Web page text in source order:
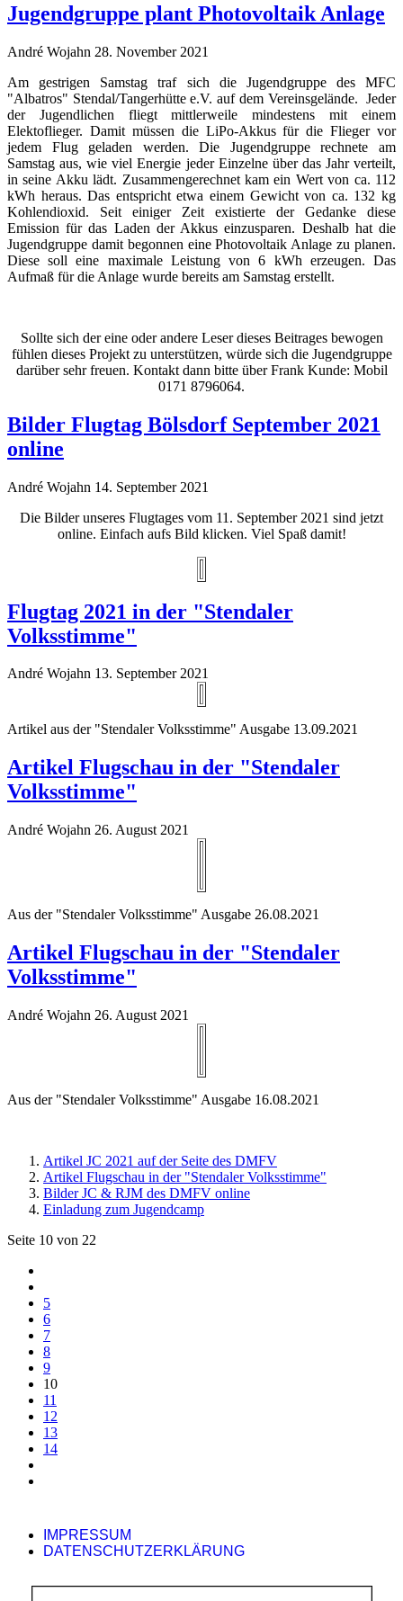
Jugendgruppe plant Photovoltaik Anlage
André Wojahn 28. November 2021
Am gestrigen Samstag traf sich die Jugendgruppe des MFC
"Albatros" Stendal/Tangerhütte e.V. auf dem Vereinsgelände. Jeder
der Jugendlichen fliegt mittlerweile mindestens mit einem
Elektoflieger. Damit müssen die LiPo-Akkus für die Flieger vor
jedem Flug geladen werden. Die Jugendgruppe rechnete am
Samstag aus, wie viel Energie jeder Einzelne über das Jahr verteilt,
in seine Akku lädt. Zusammengerechnet kam ein Wert von ca. 112
kWh heraus. Das entspricht etwa einem Gewicht von ca. 132 kg
Kohlendioxid. Seit einiger Zeit existierte der Gedanke diese
Emission für das Laden der Akkus einzusparen. Deshalb hat die
Jugendgruppe damit begonnen eine Photovoltaik Anlage zu planen.
Diese soll eine maximale Leistung von 6 kWh erzeugen. Das
Aufmaß für die Anlage wurde bereits am Samstag erstellt.
Sollte sich der eine oder andere Leser dieses Beitrages bewogen
fühlen dieses Projekt zu unterstützen, würde sich die Jugendgruppe
darüber sehr freuen. Kontakt dann bitte über Frank Kunde: Mobil
0171 8796064.
Bilder Flugtag Bölsdorf September 2021
online
André Wojahn 14. September 2021
Die Bilder unseres Flugtages vom 11. September 2021 sind jetzt
online. Einfach aufs Bild klicken. Viel Spaß damit!
Flugtag 2021 in der "Stendaler
Volksstimme"
André Wojahn 13. September 2021
Artikel aus der "Stendaler Volksstimme" Ausgabe 13.09.2021
Artikel Flugschau in der "Stendaler
Volksstimme"
André Wojahn 26. August 2021
Aus der "Stendaler Volksstimme" Ausgabe 26.08.2021
Artikel Flugschau in der "Stendaler
Volksstimme"
André Wojahn 26. August 2021
Aus der "Stendaler Volksstimme" Ausgabe 16.08.2021
Artikel JC 2021 auf der Seite des DMFV
Artikel Flugschau in der "Stendaler Volksstimme"
Bilder JC & RJM des DMFV online
Einladung zum Jugendcamp
Seite 10 von 22
5
6
7
8
9
10
11
12
13
14
IMPRESSUM
DATENSCHUTZERKLÄRUNG